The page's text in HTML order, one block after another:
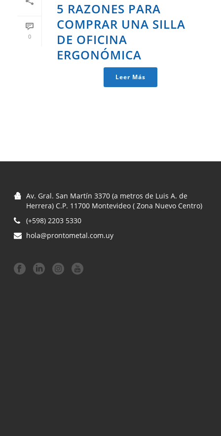
0
5 RAZONES PARA
COMPRAR UNA SILLA
DE OFICINA
ERGONÓMICA
Leer Más
Av. Gral. San Martín 3370 (a metros de Luis A. de
Herrera) C.P. 11700 Montevideo ( Zona Nuevo Centro)
(+598) 2203 5330
hola@prontometal.com.uy